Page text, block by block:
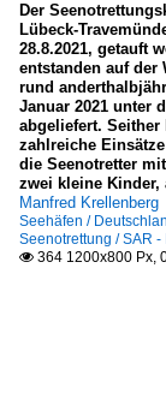
Der
Lübeck-
28.8.2021, getauft
entstanden auf der
rund
Januar 2021 unter
abgeliefert. Seither
zahlreiche
die Seenotretter
zwei kleine Kinder,
Manfred Krellenberg
Seehäfen /
Seenotrettung / SAR
 364 1200x800 Px,